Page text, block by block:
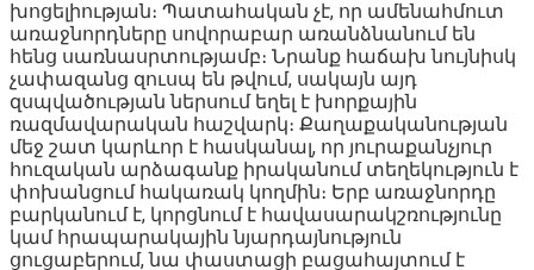
խոցելիության։ Պատահական չէ, որ ամենահմուտ
առաջնորդները սովորաբար առանձնանում են
հենց սառնասրտությամբ։ Նրանք հաճախ նույնիսկ
չափազանց զուսպ են թվում, սակայն այդ
զսպվածության ներսում եղել է խորքային
ռազմավարական հաշվարկ։ Քաղաքականության
մեջ շատ կարևոր է հասկանալ, որ յուրաքանչյուր
հուզական արձագանք իրականում տեղեկություն է
փոխանցում հակառակ կողմին։ Երբ առաջնորդը
բարկանում է, կորցնում է հավասարակշռությունը
կամ հրապարակային նյարդայնություն
ցուցաբերում, նա փաստացի բացահայտում է